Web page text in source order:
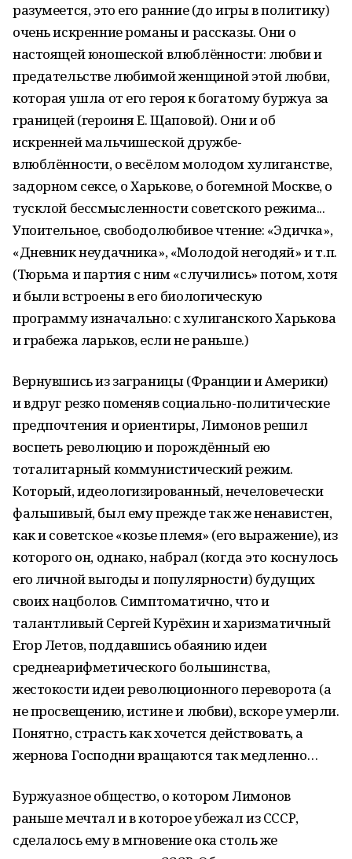
разумеется, это его ранние (до игры в политику)
очень искренние романы и рассказы. Они о
настоящей юношеской влюблённости: любви и
предательстве любимой женщиной этой любви,
которая ушла от его героя к богатому буржуа за
границей (героиня Е. Щаповой). Они и об
искренней мальчишеской дружбе-
влюблённости, о весёлом молодом хулиганстве,
задорном сексе, о Харькове, о богемной Москве, о
тусклой бессмысленности советского режима...
Упоительное, свободолюбивое чтение: «Эдичка»,
«Дневник неудачника», «Молодой негодяй» и т.п.
(Тюрьма и партия с ним «случились» потом, хотя
и были встроены в его биологическую
программу изначально: с хулиганского Харькова
и грабежа ларьков, если не раньше.)
Вернувшись из заграницы (Франции и Америки)
и вдруг резко поменяв социально-политические
предпочтения и ориентиры, Лимонов решил
воспеть революцию и порождённый ею
тоталитарный коммунистический режим.
Который, идеологизированный, нечеловечески
фальшивый, был ему прежде так же ненавистен,
как и советское «козье племя» (его выражение), из
которого он, однако, набрал (когда это коснулось
его личной выгоды и популярности) будущих
своих нацболов. Симптоматично, что и
талантливый Сергей Курёхин и харизматичный
Егор Летов, поддавшись обаянию идеи
среднеарифметического большинства,
жестокости идеи революционного переворота (а
не просвещению, истине и любви), вскоре умерли.
Понятно, страсть как хочется действовать, а
жернова Господни вращаются так медленно…
Буржуазное общество, о котором Лимонов
раньше мечтал и в которое убежал из СССР,
сделалось ему в мгновение ока столь же